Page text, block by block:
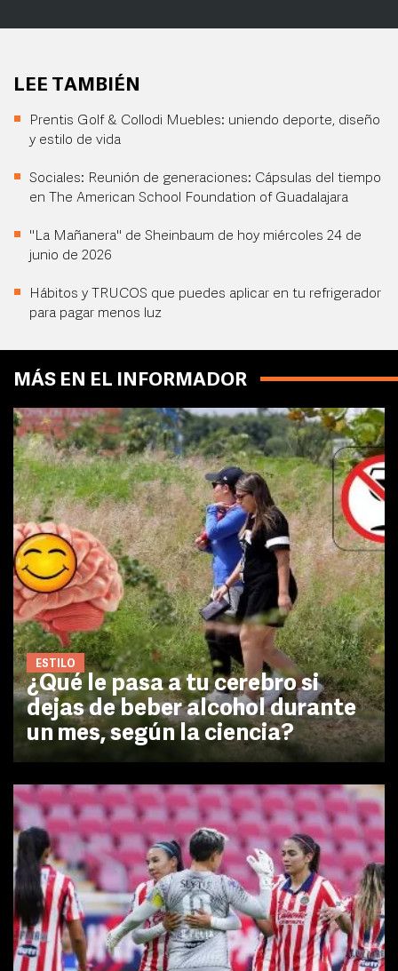
LEE TAMBIÉN
Prentis Golf & Collodi Muebles: uniendo deporte, diseño
y estilo de vida
Sociales: Reunión de generaciones: Cápsulas del tiempo
en The American School Foundation of Guadalajara
"La Mañanera" de Sheinbaum de hoy miércoles 24 de
junio de 2026
Hábitos y TRUCOS que puedes aplicar en tu refrigerador
para pagar menos luz
MÁS EN EL INFORMADOR
ESTILO
¿Qué le pasa a tu cerebro si
dejas de beber alcohol durante
un mes, según la ciencia?